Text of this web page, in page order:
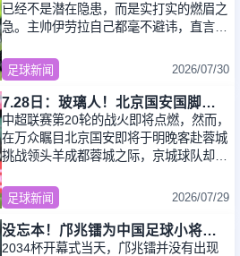
已经不是潜在隐患，而是实打实的燃眉之
急。主帅伊劳拉自己都毫不避讳，直言球
队中卫深度“非常薄弱”。更讽刺的是，目
前队
足球新闻 2026/07/30
7.28日：玻璃人！北京国安国脚中卫骨折，1年2次受伤，本赛季仅出场3次
中超联赛第20轮的战火即将点燃，然而，
在万众瞩目北京国安即将于明晚客赴蓉城
挑战领头羊成都蓉城之际，京城球队却传
来了一个令人扼腕的消息：新近伤愈复出
的右边
足球新闻 2026/07/29
没忘本！邝兆镭为中国足球小将捐款6万 董路：我培养出了4个白眼狼
2034杯开幕式当天，邝兆镭并没有出现